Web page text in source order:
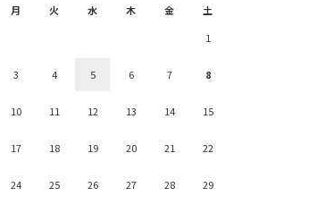
月 火 水 木 金
土
1
3 4 5 6 7 8
10 11 12 13 14 15
17 18 19 20 21 22
24 25 26 27 28 29